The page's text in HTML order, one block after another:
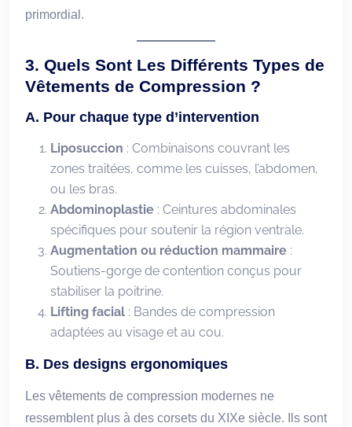
primordial.
3. Quels Sont Les Différents Types de
Vêtements de Compression ?
A. Pour chaque type d’intervention
Liposuccion : Combinaisons couvrant les
zones traitées, comme les cuisses, l’abdomen,
ou les bras.
Abdominoplastie : Ceintures abdominales
spécifiques pour soutenir la région ventrale.
Augmentation ou réduction mammaire :
Soutiens-gorge de contention conçus pour
stabiliser la poitrine.
Lifting facial : Bandes de compression
adaptées au visage et au cou.
B. Des designs ergonomiques
Les vêtements de compression modernes ne
ressemblent plus à des corsets du XIXe siècle. Ils sont